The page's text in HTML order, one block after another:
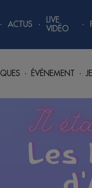
ÉVÉNEMENT
ACTUS
LIVE
VIDÉO